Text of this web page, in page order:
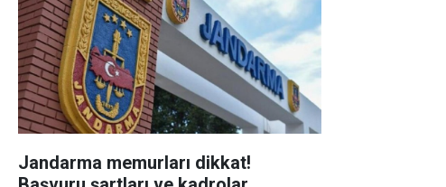
Jandarma memurları dikkat!